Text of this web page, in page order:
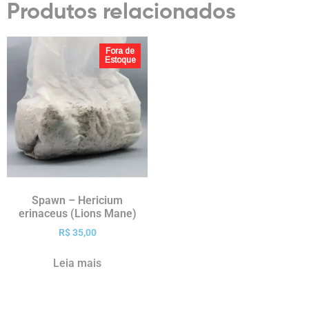
Produtos relacionados
Fora de
Estoque
Spawn – Hericium
erinaceus (Lions Mane)
R$35,00
Leia mais